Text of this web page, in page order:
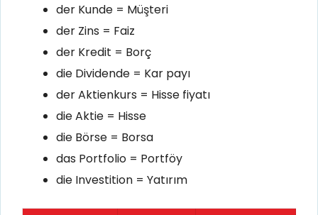
der Kunde = Müşteri
der Zins = Faiz
der Kredit = Borç
die Dividende = Kar payı
der Aktienkurs = Hisse fiyatı
die Aktie = Hisse
die Börse = Borsa
das Portfolio = Portföy
die Investition = Yatırım